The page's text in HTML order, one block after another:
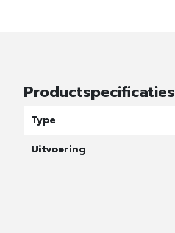
Productspecificaties
Type
Uitvoering